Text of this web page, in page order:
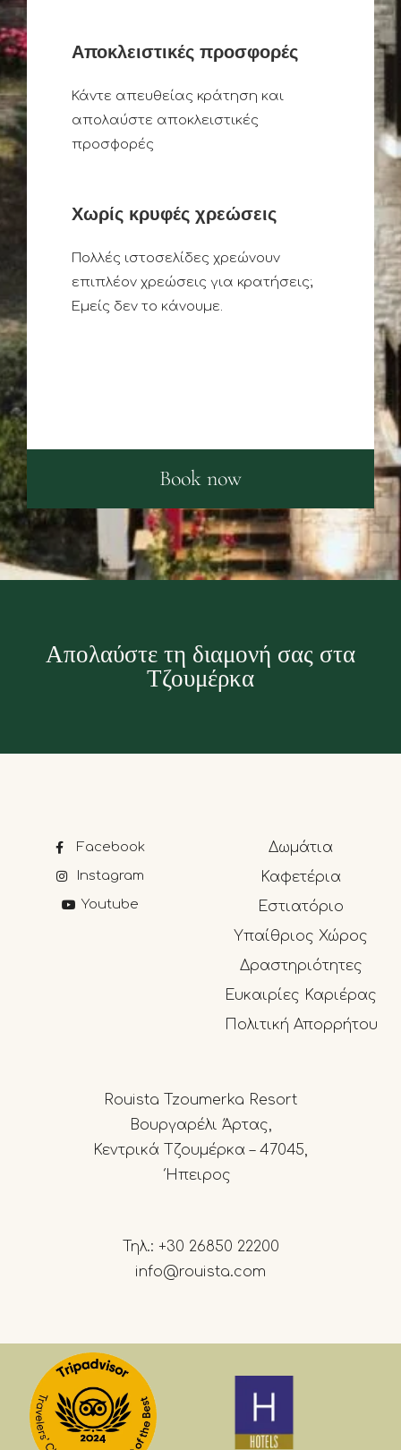
Αποκλειστικές προσφορές
Κάντε απευθείας κράτηση και
απολαύστε αποκλειστικές
προσφορές
Χωρίς κρυφές χρεώσεις
Πολλές ιστοσελίδες χρεώνουν
επιπλέον χρεώσεις για κρατήσεις;
Εμείς δεν το κάνουμε.
Book now
Απολαύστε τη διαμονή σας στα
Τζουμέρκα
Facebook
Instagram
Youtube
Δωμάτια
Καφετέρια
Εστιατόριο
Υπαίθριος Χώρος
Δραστηριότητες
Ευκαιρίες Καριέρας
Πολιτική Απορρήτου
Rouista Tzoumerka Resort
Βουργαρέλι Άρτας,
Κεντρικά Τζουμέρκα – 47045,
Ήπειρος
Τηλ.: +30 26850 22200
info@rouista.com